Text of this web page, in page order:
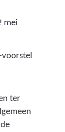
mei
ter